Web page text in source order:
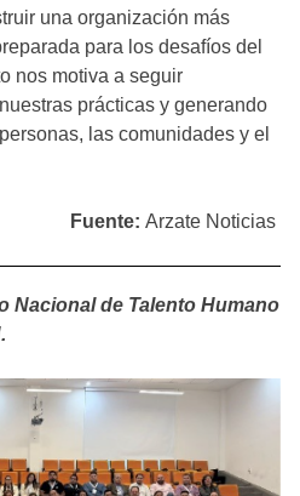
una organización más
para los desafíos del
nos motiva a seguir
prácticas y generando
las comunidades y el
Fuente: Arzate Noticias
Nacional de Talento Humano